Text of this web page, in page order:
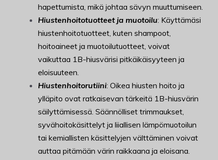
hapettumista, mikä johtaa sävyn muuttumiseen.
Hiustenhoitotuotteet ja muotoilu: Käyttämäsi
hiustenhoitotuotteet, kuten shampoot,
hoitoaineet ja muotoilutuotteet, voivat
vaikuttaa 1B-hiusvärisi pitkäikäisyyteen ja
eloisuuteen.
Hiustenhoitorutiini: Oikea hiusten hoito ja
ylläpito ovat ratkaisevan tärkeitä 1B-hiusvärin
säilyttämisessä. Säännölliset trimmaukset,
syvähoitokäsittelyt ja liiallisen lämpömuotoilun
tai kemiallisten käsittelyjen välttäminen voivat
auttaa pitämään värin raikkaana ja eloisana.